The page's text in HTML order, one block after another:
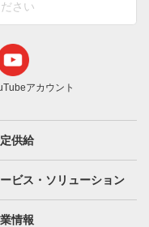
アカウント
供給
ビス・ソリューション
情報